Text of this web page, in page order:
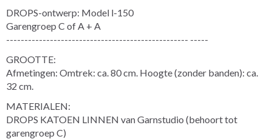
DROPS-ontwerp: Model l-150
Garengroep C of A + A
-------------------------------------------------- -----
GROOTTE:
Afmetingen: Omtrek: ca. 80 cm. Hoogte (zonder banden): ca.
32 cm.
MATERIALEN:
DROPS KATOEN LINNEN van Garnstudio (behoort tot
garengroep C)